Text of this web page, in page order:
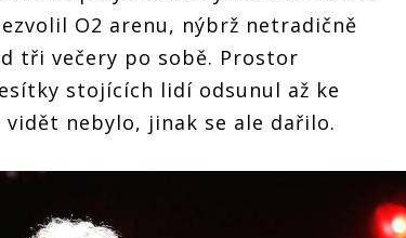
O2 arenu, nýbrž netradičně
tři večery po sobě. Prostor
stojících lidí odsunul až ke
nebylo, jinak se ale dařilo.